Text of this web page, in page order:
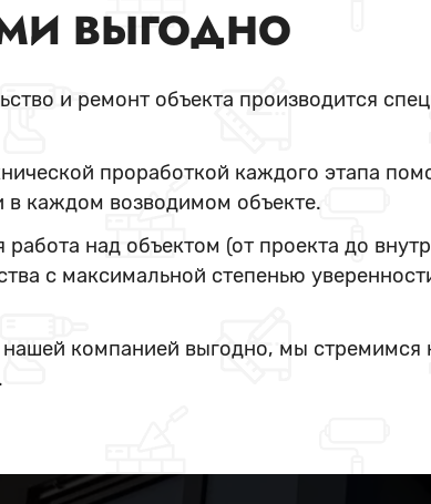
ВЫГОДНО
и ремонт объекта производится
проработкой каждого этапа
в каждом возводимом объекте.
работа над объектом (от проекта до
с максимальной степенью
нашей компанией выгодно, мы стремимся